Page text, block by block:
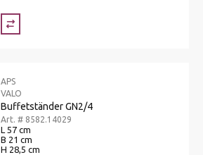
APS
VALO
Buffetständer GN2/4
Art. # 8582.14029
L 57 cm
B 21 cm
H 28,5 cm